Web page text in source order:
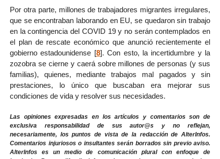
Por otra parte, millones de trabajadores migrantes irregulares,
que se encontraban laborando en EU, se quedaron sin trabajo
en la contingencia del COVID 19 y no serán contemplados en
el plan de rescate económico que anunció recientemente el
gobierno estadounidense [8]. Con esto, la incertidumbre y la
zozobra se cierne y caerá sobre millones de personas (y sus
familias), quienes, mediante trabajos mal pagados y sin
prestaciones, lo único que buscaban era mejorar sus
condiciones de vida y resolver sus necesidades.
Las opiniones expresadas en los artículos y comentarios son de
exclusiva responsabilidad de sus autor@s y no reflejan,
necesariamente, los puntos de vista de la redacción de AlterInfos.
Comentarios injuriosos o insultantes serán borrados sin previo aviso.
AlterInfos es un medio de comunicación plural con enfoque de